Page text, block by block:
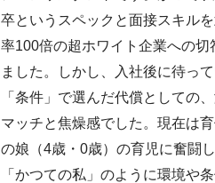
卒というスペックと面接スキル
率100倍の超ホワイト企業への切
ました。しかし、入社後に待っ
「条件」で選んだ代償としての
マッチと焦燥感でした。 ​現在は
の娘（4歳・0歳）の育児に奮闘し
「かつての私」のように環境や